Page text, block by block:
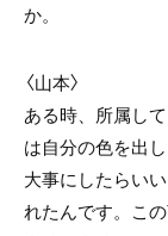
か。
〈山本〉
ある時、所属し
は自分の色を出
大事にしたらい
れたんです。こ